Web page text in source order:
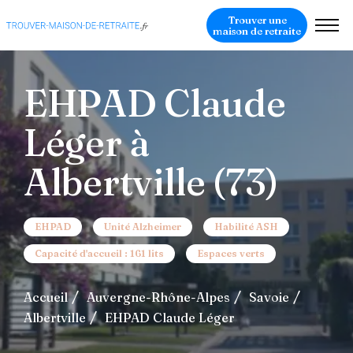
Trouver une
maison de retraite
EHPAD Claude
Léger à
Albertville (73)
EHPAD Unité Alzheimer Habilité ASH
Capacité d'accueil : 161 lits Espaces verts
Accueil Auvergne-Rhône-Alpes
Savoie
Albertville
EHPAD Claude Léger